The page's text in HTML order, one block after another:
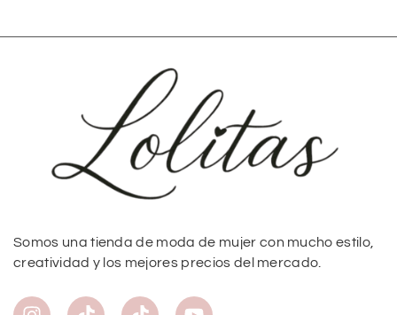
Somos una tienda de moda de mujer con mucho estilo,
creatividad y los mejores precios del mercado.